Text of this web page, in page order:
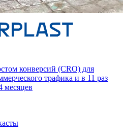
конверсий (CRO) для
трафика и в 11 раз
месяцев